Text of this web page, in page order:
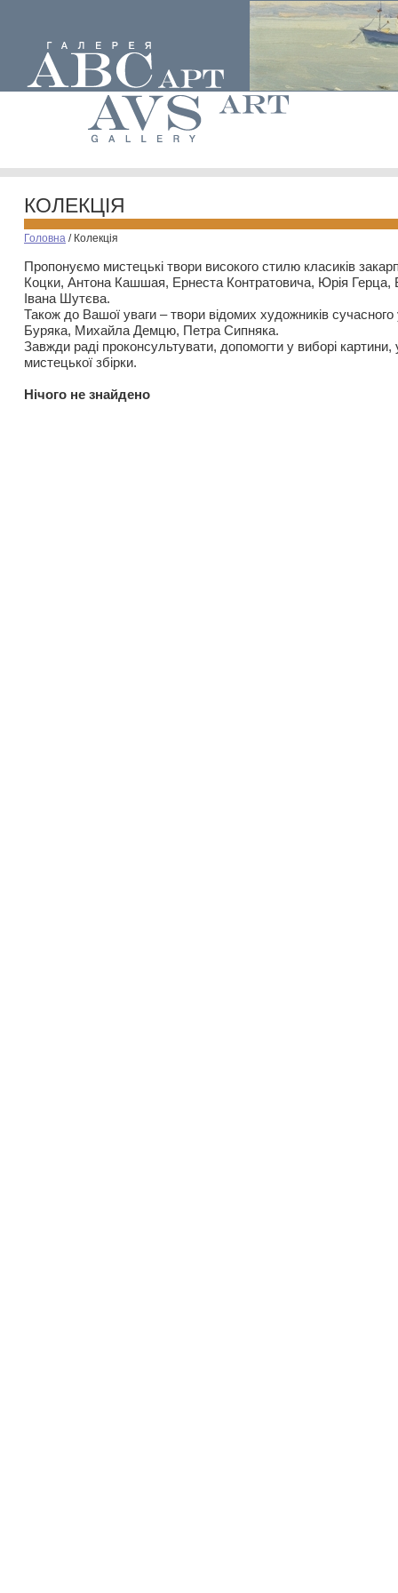
КОЛЕКЦІЯ
Головна / Колекція
Пропонуємо мистецькі твори високого стилю класиків
Коцки, Антона Кашшая, Ернеста Контратовича, Юрія
Івана Шутєва.
Також до Вашої уваги – твори відомих художників
Буряка, Михайла Демцю, Петра Сипняка.
Завжди раді проконсультувати, допомогти у виборі картини,
мистецької збірки.
Нiчого не знайдено